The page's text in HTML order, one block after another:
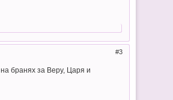
3
бранях за Веру, Царя и